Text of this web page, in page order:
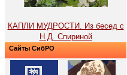
КАПЛИ МУДРОСТИ. Из бесед с
Н.Д. Спириной
Сайты СибРО